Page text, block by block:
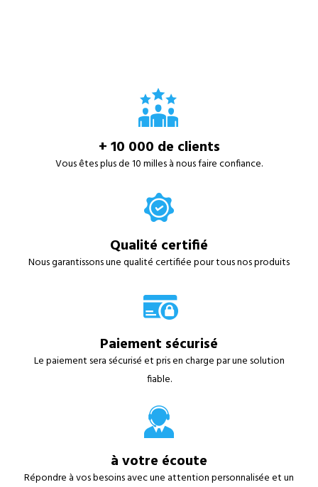
+ 10 000 de clients
Vous êtes plus de 10 milles à nous faire confiance.
Qualité certifié
Nous garantissons une qualité certifiée pour tous nos produits
Paiement sécurisé
Le paiement sera sécurisé et pris en charge par une solution
fiable.
à votre écoute
Répondre à vos besoins avec une attention personnalisée et un